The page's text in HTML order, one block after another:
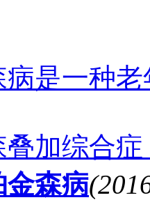
病是一种
加综合症
金森病